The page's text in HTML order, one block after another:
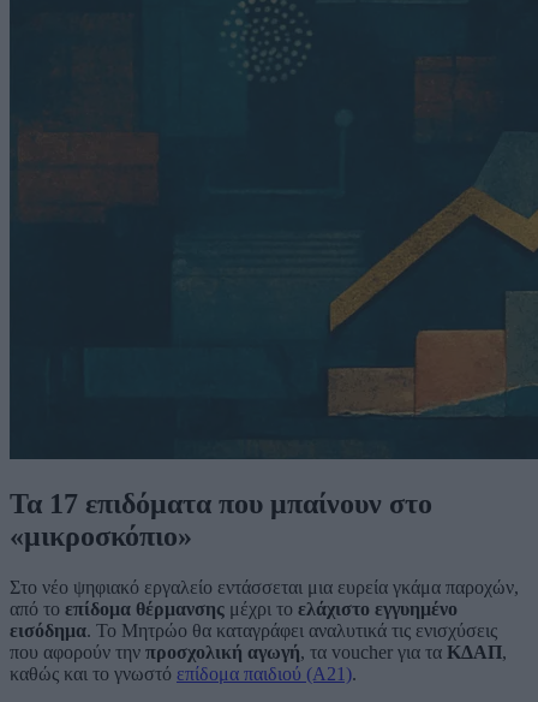
Τα 17 επιδόματα που μπαίνουν στο
«μικροσκόπιο»
Στο νέο ψηφιακό εργαλείο εντάσσεται μια ευρεία γκάμα παροχών,
από το επίδομα θέρμανσης μέχρι το ελάχιστο εγγυημένο
εισόδημα. Το Μητρώο θα καταγράφει αναλυτικά τις ενισχύσεις
που αφορούν την προσχολική αγωγή, τα voucher για τα ΚΔΑΠ,
καθώς και το γνωστό επίδομα παιδιού (Α21).